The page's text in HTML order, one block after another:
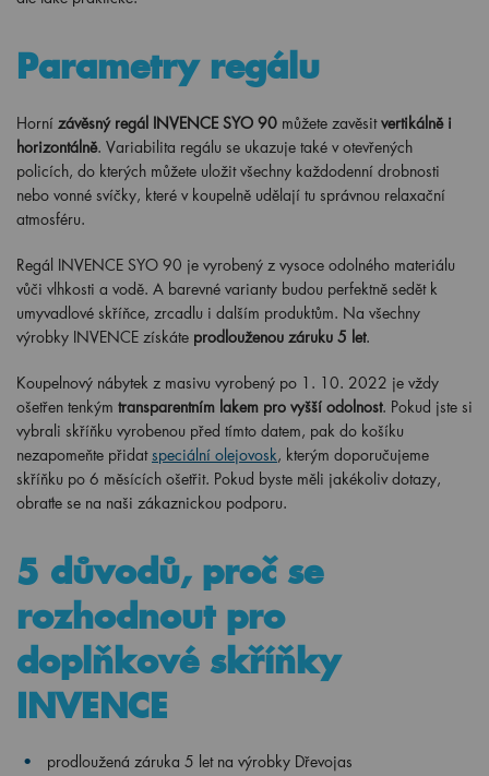
Parametry regálu
Horní závěsný regál INVENCE SYO 90 můžete zavěsitvertikálně i
horizontálně. Variabilita regálu se ukazuje také v otevřených
policích, do kterých můžete uložit všechny každodenní drobnosti
nebo vonné svíčky, které v koupelně udělají tu správnou relaxační
atmosféru.
Regál INVENCE SYO 90 je vyrobený z vysoce odolného materiálu
vůči vlhkosti a vodě. A barevné varianty budou perfektně sedět k
umyvadlové skříňce, zrcadlu i dalším produktům. Na všechny
výrobky INVENCE získáte prodlouženou záruku 5 let.
Koupelnový nábytek z masivu vyrobený po 1. 10. 2022 je vždy
ošetřen tenkým transparentním lakem pro vyšší odolnost. Pokud jste si
vybrali skříňku vyrobenou před tímto datem, pak do košíku
nezapomeňte přidatspeciální olejovosk, kterým doporučujeme
skříňku po 6 měsících ošetřit. Pokud byste měli jakékoliv dotazy,
obraťte se na naši zákaznickou podporu.
5 důvodů, proč se
rozhodnout pro
doplňkové skříňky
INVENCE
prodloužená záruka 5 let na výrobky Dřevojas